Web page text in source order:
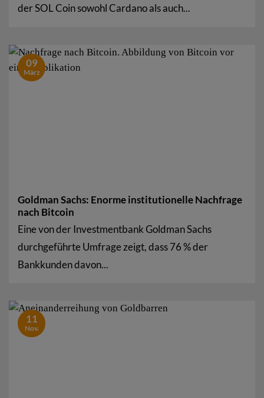
der SOL Coin sowohl Cardano als auch...
Goldman Sachs: Enorme institutionelle Nachfrage
nach Bitcoin
Eine von der Investmentbank Goldman Sachs
durchgeführte Umfrage zeigt, dass 76 % der
Bankkunden davon...
09
März
11
Nov.